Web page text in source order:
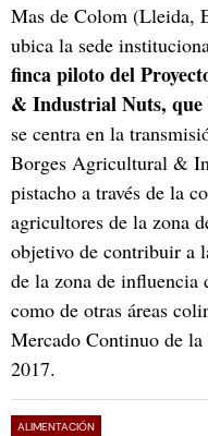
Mas de Colom (Lleida,
ubica la sede
finca piloto del
& Industrial Nuts, que
se centra en la
Borges Agricultural &
pistacho a través de la
agricultores de la zona
objetivo de contribuir a
de la zona de influencia
como de otras áreas
Mercado Continuo de
2017.
ALIMENTACIÓN